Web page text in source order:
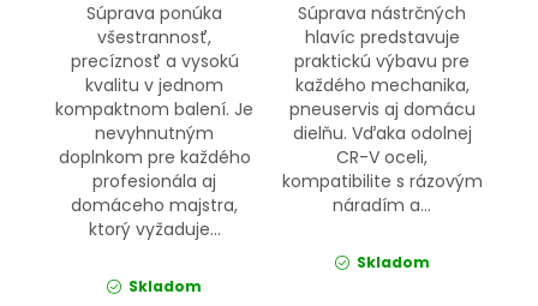
Súprava ponúka
všestrannosť,
precíznosť a vysokú
kvalitu v jednom
kompaktnom balení. Je
nevyhnutným
doplnkom pre každého
profesionála aj
domáceho majstra,
ktorý vyžaduje...
Skladom
Súprava nástrčných
hlavíc predstavuje
praktickú výbavu pre
každého mechanika,
pneuservis aj domácu
dielňu. Vďaka odolnej
CR-V oceli,
kompatibilite s rázovým
náradím a...
Skladom